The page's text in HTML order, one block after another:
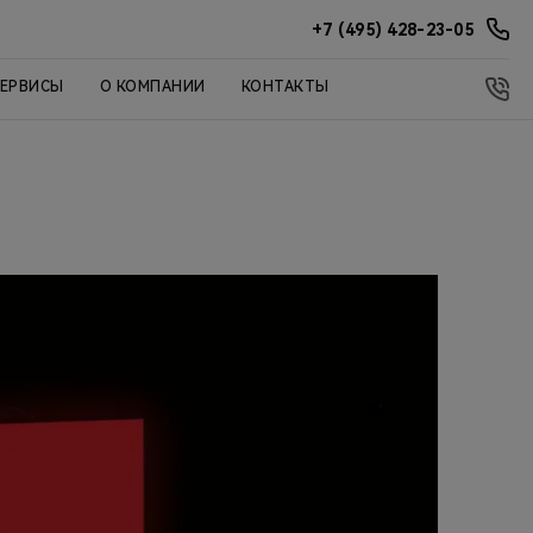
+7 (495) 428-23-05
О КОМПАНИИ КОНТАКТЫ